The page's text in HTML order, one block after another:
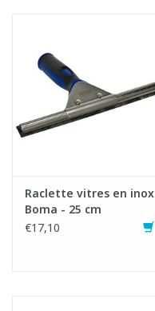
Raclette vitres en inox
Boma - 25 cm
€17,10